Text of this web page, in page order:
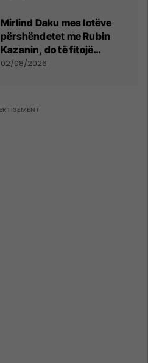
Mirlind Daku mes lotëve
përshëndetet me Rubin
Kazanin, do të fitojë
miliona te Spartak Moska
02/08/2026